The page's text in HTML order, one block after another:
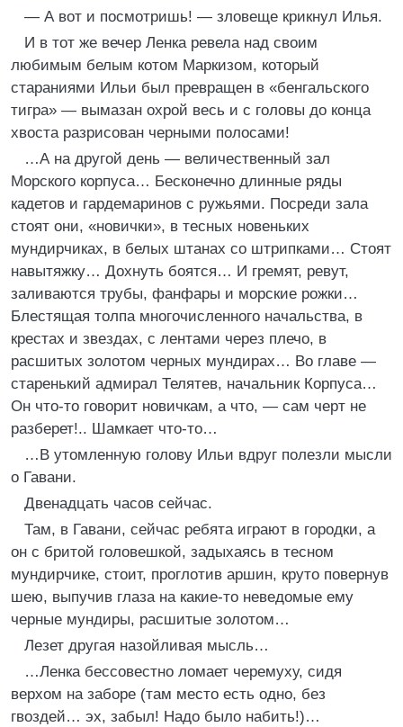
— А вот и посмотришь! — зловеще крикнул Илья.
И в тот же вечер Ленка ревела над своим
любимым белым котом Маркизом, который
стараниями Ильи был превращен в «бенгальского
тигра» — вымазан охрой весь и с головы до конца
хвоста разрисован черными полосами!
…А на другой день — величественный зал
Морского корпуса… Бесконечно длинные ряды
кадетов и гардемаринов с ружьями. Посреди зала
стоят они, «новички», в тесных новеньких
мундирчиках, в белых штанах со штрипками… Стоят
навытяжку… Дохнуть боятся… И гремят, ревут,
заливаются трубы, фанфары и морские рожки…
Блестящая толпа многочисленного начальства, в
крестах и звездах, с лентами через плечо, в
расшитых золотом черных мундирах… Во главе —
старенький адмирал Телятев, начальник Корпуса…
Он что-то говорит новичкам, а что, — сам черт не
разберет!.. Шамкает что-то…
…В утомленную голову Ильи вдруг полезли мысли
о Гавани.
Двенадцать часов сейчас.
Там, в Гавани, сейчас ребята играют в городки, а
он с бритой головешкой, задыхаясь в тесном
мундирчике, стоит, проглотив аршин, круто повернув
шею, выпучив глаза на какие-то неведомые ему
черные мундиры, расшитые золотом…
Лезет другая назойливая мысль…
…Ленка бессовестно ломает черемуху, сидя
верхом на заборе (там место есть одно, без
гвоздей… эх, забыл! Надо было набить!)…